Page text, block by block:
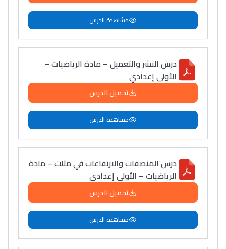
مشاهدة الدرس
درس النشر والتعميل – مادة الرياضيات –
الأولى إعدادي
تحميل الدرس
مشاهدة الدرس
درس المنصفات والارتفاعات في مثلث – مادة
الرياضيات – الأولى إعدادي
تحميل الدرس
مشاهدة الدرس